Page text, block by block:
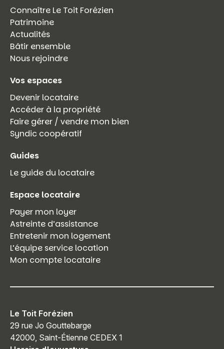
Connaître Le Toit Forézien
Patrimoine
Actualités
Bâtir ensemble
Nous rejoindre
Vos espaces
Devenir locataire
Accéder à la propriété
Faire gérer / vendre mon bien
Syndic coopératif
Guides
Le guide du locataire
Espace locataire
Payer mon loyer
Astreinte d’assistance
Entretenir mon logement
L’équipe service location
Mon compte locataire
Le Toit Forézien
29 rue Jo Gouttebarge
42000, Saint-Étienne CEDEX 1